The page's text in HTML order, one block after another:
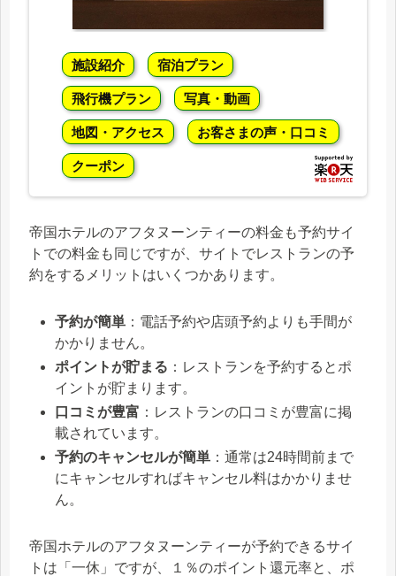
施設紹介 宿泊プラン
飛行機プラン 写真・動画
地図・アクセス お客さまの声・口コミ
クーポン
帝国ホテルのアフタヌーンティーの料金も予約サイ
トでの料金も同じですが、サイトでレストランの予
約をするメリットはいくつかあります。
予約が簡単 ：電話予約や店頭予約よりも手間が
かかりません。
ポイントが貯まる ：レストランを予約するとポ
イントが貯まります。
口コミが豊富 ：レストランの口コミが豊富に掲
載されています。
予約のキャンセルが簡単 ：通常は24時間前まで
にキャンセルすればキャンセル料はかかりませ
ん。
帝国ホテルのアフタヌーンティーが予約できるサイ
トは「一休」ですが、１％のポイント還元率と、ポ